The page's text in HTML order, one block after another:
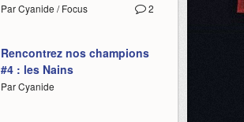
2
Par Cyanide / Focus
Rencontrez nos champions
#4 : les Nains
Par Cyanide